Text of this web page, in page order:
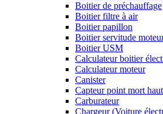
Boitier de préchauffage
Boitier filtre à air
Boitier papillon
Boitier servitude
Boitier USM
Calculateur boitier
Calculateur moteur
Canister
Capteur point mort haut
Carburateur
Chargeur (Voiture